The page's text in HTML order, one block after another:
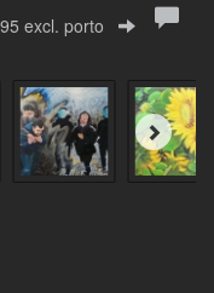
excl. porto